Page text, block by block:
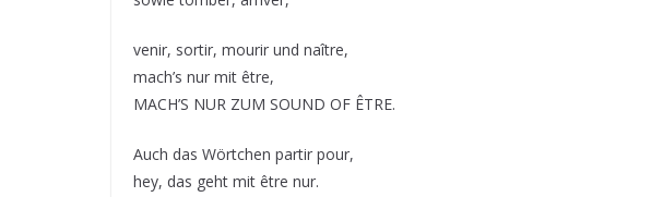
venir, sortir, mourir und naître,
mach’s nur mit être,
MACH’S NUR ZUM SOUND OF ÊTRE.
Auch das Wörtchen partir pour,
hey, das geht mit être nur.